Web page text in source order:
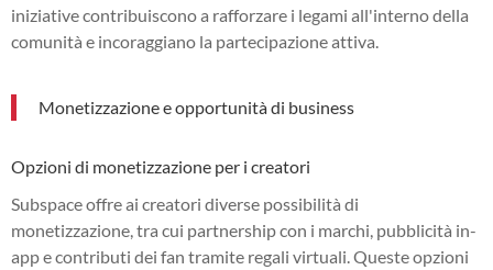
iniziative contribuiscono a rafforzare i legami all'interno della
comunità e incoraggiano la partecipazione attiva.
Monetizzazione e opportunità di business
Opzioni di monetizzazione per i creatori
Subspace offre ai creatori diverse possibilità di
monetizzazione, tra cui partnership con i marchi, pubblicità in-
app e contributi dei fan tramite regali virtuali. Queste opzioni